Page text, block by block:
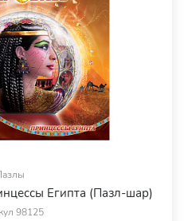
Египта (Пазл-шар)
98125